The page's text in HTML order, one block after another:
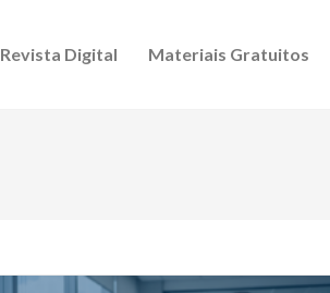
Revista Digital Materiais Gratuitos